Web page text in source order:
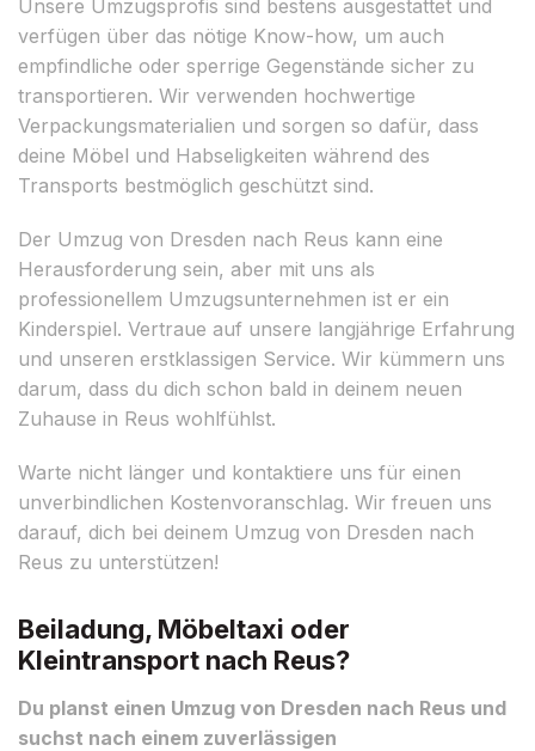
Unsere Umzugsprofis sind bestens ausgestattet und
verfügen über das nötige Know-how, um auch
empfindliche oder sperrige Gegenstände sicher zu
transportieren. Wir verwenden hochwertige
Verpackungsmaterialien und sorgen so dafür, dass
deine Möbel und Habseligkeiten während des
Transports bestmöglich geschützt sind.
Der Umzug von Dresden nach Reus kann eine
Herausforderung sein, aber mit uns als
professionellem Umzugsunternehmen ist er ein
Kinderspiel. Vertraue auf unsere langjährige Erfahrung
und unseren erstklassigen Service. Wir kümmern uns
darum, dass du dich schon bald in deinem neuen
Zuhause in Reus wohlfühlst.
Warte nicht länger und kontaktiere uns für einen
unverbindlichen Kostenvoranschlag. Wir freuen uns
darauf, dich bei deinem Umzug von Dresden nach
Reus zu unterstützen!
Beiladung, Möbeltaxi oder
Kleintransport nach Reus?
Du planst einen Umzug von Dresden nach Reus und
suchst nach einem zuverlässigen